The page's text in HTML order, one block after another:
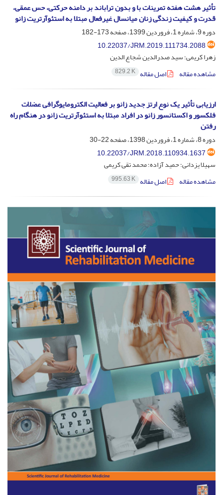
تأثیر هشت هفته تمرینات با و بدون تراباند بر دامنه حرکتی، حس عمقی،
قدرت و کیفیت زندگی زنان میانسال غیرفعال مبتلا به استئوآرتریت زانو
دوره 9، شماره 1، فروردین 1399، صفحه
173-182
10.22037/JRM.2019.111734.2088
زهرا کریمی؛ سید صدرالدین شجاع الدین
مشاهده مقاله
اصل مقاله 829.2 K
ارزیابی تأثیر یک نوع ارتز جدید زانو بر فعالیت الکترومایوگرافی عضلات
فلکسور و اکستانسور زانو در افراد مبتلا به استئوآرتریت زانو در هنگام راه
رفتن
دوره 8، شماره 1، فروردین 1398، صفحه
22-30
10.22037/JRM.2018.110934.1637
سهیلا یزدانی؛ حمید آزاده؛ محمد تقی کریمی
مشاهده مقاله
اصل مقاله 995.63 K